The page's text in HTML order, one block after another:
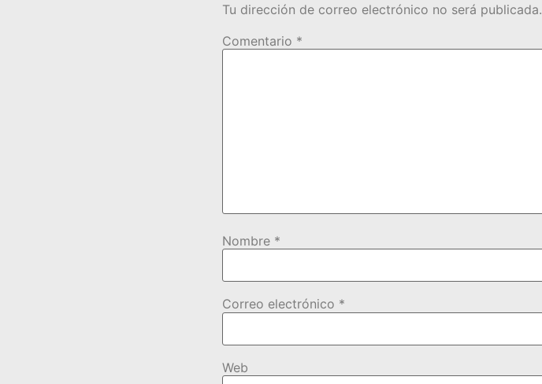
Tu dirección de correo electrónico no será publicada.
Comentario *
Nombre *
Correo electrónico *
Web